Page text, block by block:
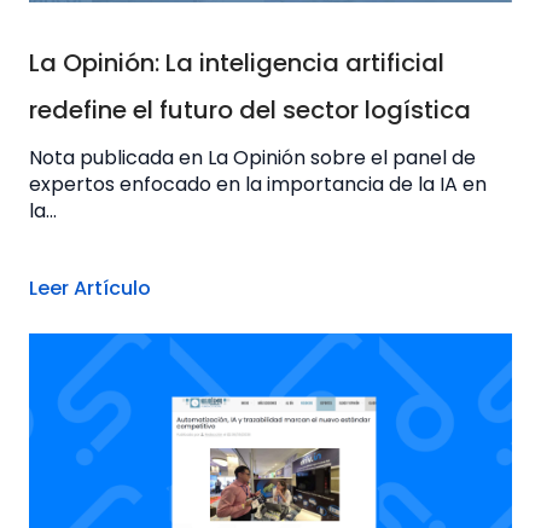
La Opinión: La inteligencia artificial
redefine el futuro del sector logística
Nota publicada en La Opinión sobre el panel de
expertos enfocado en la importancia de la IA en
la...
Leer Artículo